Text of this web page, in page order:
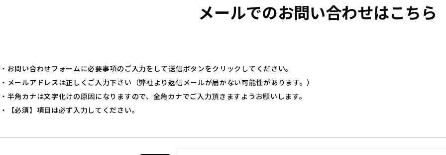
メールでのお問い合わせはこちら
・お問い合わせフォームに必要事項のご入力をして送信ボタンをクリックしてください。
・メールアドレスは正しくご入力下さい（弊社より返信メールが届かない可能性があります。）
・半角カナは文字化けの原因になりますので、全角カナでご入力頂きますようお願いします。
・【必須】項目は必ず入力してください。